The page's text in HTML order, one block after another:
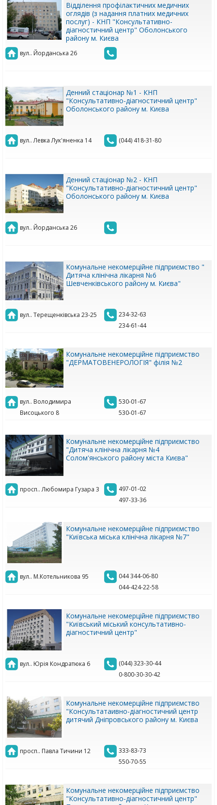
Відділення профілактичних медичних
оглядів (з надання платних медичних
послуг) - КНП "Консультативно-
діагностичний центр" Оболонського
району м. Києва
вул.. Йорданська 26
Денний стаціонар №1 - КНП
"Консультативно-діагностичний центр"
Оболонського району м. Києва
вул.. Левка Лук'яненка 14 (044) 418-31-80
Денний стаціонар №2 - КНП
"Консультативно-діагностичний центр"
Оболонського району м. Києва
вул.. Йорданська 26
Комунальне некомерційне підприємство "
Дитяча клінічна лікарня №6
Шевченківського району м. Києва"
вул.. Терещенківська 23-25
234-32-63
234-61-44
Комунальне некомерційне підприємство
"ДЕРМАТОВЕНЕРОЛОГІЯ" філія №2
вул.. Володимира
Висоцького 8
530-01-67
530-01-67
Комунальне некомерційне підприємство
"Дитяча клінічна лікарня №4
Солом'янського району міста Києва"
просп.. Любомира Гузара 3
497-01-02
497-33-36
Комунальне некомерційне підприємство
"Київська міська клінічна лікарня №7"
вул.. М.Котельникова 95
044 344-06-80
044-424-22-58
Комунальне некомерційне підприємство
"Київський міський консультативно-
діагностичний центр"
вул.. Юрія Кондратюка 6
(044) 323-30-44
0-800-30-30-42
Комунальне некомерційне підприємство
"Консультатаивно-діагностичний центр
дитячий Дніпровського району м. Києва
просп.. Павла Тичини 12
333-83-73
550-70-55
Комунальне некомерційне підприємство
"Консультативно-діагностичний центр"